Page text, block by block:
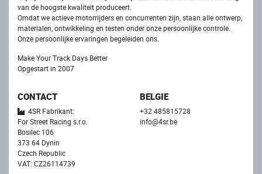
van de hoogste kwaliteit produceert.
Omdat we actieve motorrijders en concurrenten zijn, staan ​​alle ontwerp,
materialen, ontwikkeling en testen onder onze persoonlijke controle.
Onze persoonlijke ervaringen begeleiden ons.
Make Your Track Days Better
Opgestart in 2007
CONTACT
4SR Fabrikant:
For Street Racing s.r.o.
Bosilec 106
373 64 Dynin
Czech Republic
VAT: CZ26114739
BELGIE
+32 485815728
info@4sr.be